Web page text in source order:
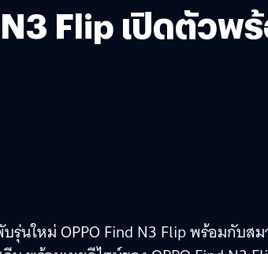
Flip เปิดตัวพ
รุ่นใหม่ OPPO Find N3 Flip พร้อมกับส